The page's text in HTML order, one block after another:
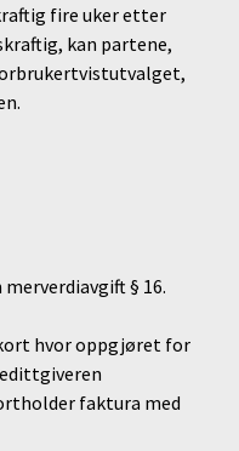
fire uker etter
kan partene,
merverdiavgift § 16.
hvor oppgjøret for
faktura med